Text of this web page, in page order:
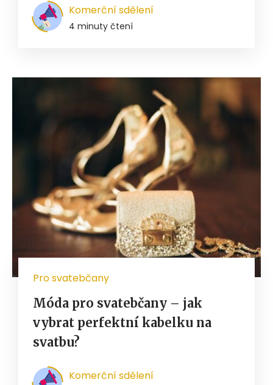
Komerční sdělení
4 minuty čtení
Pro svatebčany
Móda pro svatebčany – jak
vybrat perfektní kabelku na
svatbu?
Komerční sdělení